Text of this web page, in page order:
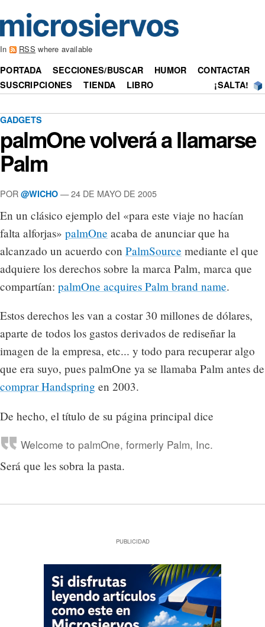
In RSS where available
PORTADA SECCIONES/BUSCAR HUMOR
CONTACTAR
SUSCRIPCIONES
TIENDA LIBRO ¡SALTA!
GADGETS
palmOne volverá a llamarse
Palm
POR @WICHO — 24 DE MAYO DE 2005
En un clásico ejemplo del «para este viaje no hacían
falta alforjas» palmOne acaba de anunciar que ha
alcanzado un acuerdo con PalmSource mediante el que
adquiere los derechos sobre la marca Palm, marca que
compartían: palmOne acquires Palm brand name.
Estos derechos les van a costar 30 millones de dólares,
aparte de todos los gastos derivados de rediseñar la
imagen de la empresa, etc... y todo para recuperar algo
que era suyo, pues palmOne ya se llamaba Palm antes de
comprar Handspring en 2003.
De hecho, el título de su página principal dice
Welcome to palmOne, formerly Palm, Inc.
Será que les sobra la pasta.
PUBLICIDAD